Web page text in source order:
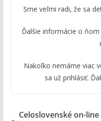
Sme veľmi radi, že sa
Ďalšie informácie o
Nakoľko nemáme viac
sa už prihlásiť.
Celoslovenské on-